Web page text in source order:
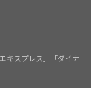
キスプレス」「ダイナ